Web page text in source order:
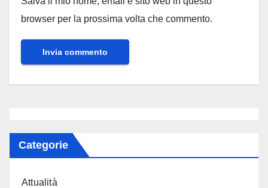
browser per la prossima volta che commento.
Categorie
Attualità